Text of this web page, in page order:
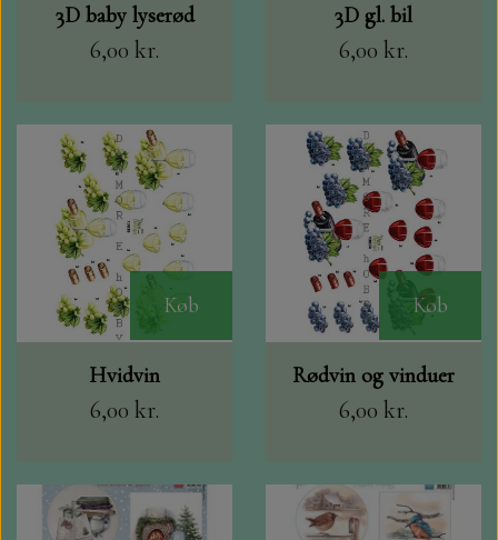
3D baby lyserød
6,00 kr.
3D gl. bil
6,00 kr.
Køb
Hvidvin
6,00 kr.
Køb
Rødvin og vinduer
6,00 kr.